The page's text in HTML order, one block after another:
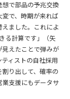
で部品の予兆交換
で、時期が来れば
ました。これによ
る計算です」（矢
見えたことで弾みが
ィストの自社採用
り出して、確率の
業支援にもデータサ